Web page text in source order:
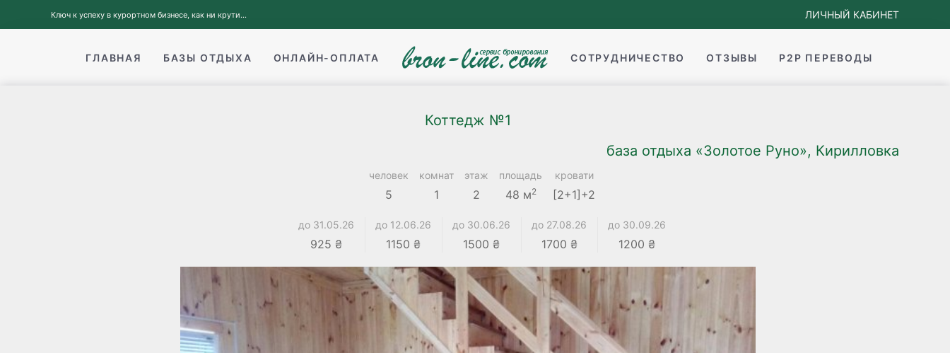
Ключ к успеху в курортном бизнесе, как ни крути... ЛИЧНЫЙ КАБИНЕТ
ГЛАВНАЯ БАЗЫ ОТДЫХА ОНЛАЙН-ОПЛАТА СОТРУДНИЧЕСТВО ОТЗЫВЫ P2P ПЕРЕВОДЫ
Коттедж №1
база отдыха «Золотое Руно», Кирилловка
человек
5
комнат
1
этаж
2
площадь
48 м2
кровати
[2+1]+2
до 31.05.26
925 ₴
до 12.06.26
1150 ₴
до 30.06.26
1500 ₴
до 27.08.26
1700 ₴
до 30.09.26
1200 ₴